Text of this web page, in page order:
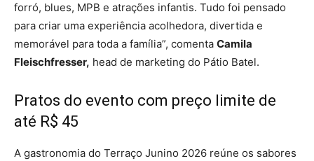
forró, blues, MPB e atrações infantis. Tudo foi pensado
para criar uma experiência acolhedora, divertida e
memorável para toda a família”, comenta Camila
Fleischfresser, head de marketing do Pátio Batel.
Pratos do evento com preço limite de
até R$ 45
A gastronomia do Terraço Junino 2026 reúne os sabores